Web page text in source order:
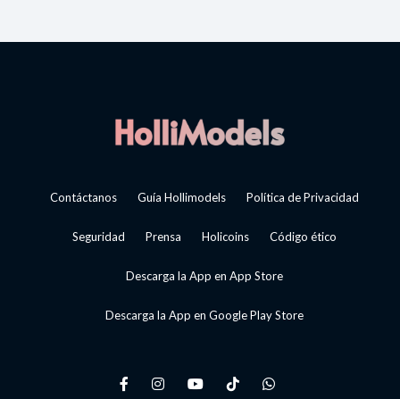
Contáctanos Guía Hollimodels Política de Privacidad
Seguridad Prensa Holicoins Código ético
Descarga la App en App Store
Descarga la App en Google Play Store